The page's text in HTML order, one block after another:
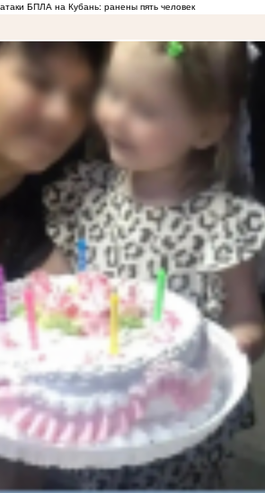
БПЛА на Кубань: ранены пять человек